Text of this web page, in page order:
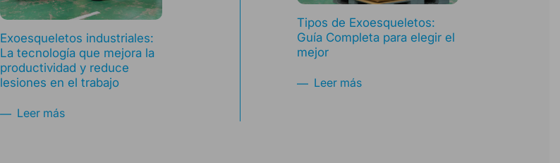
Exoesqueletos industriales:
La tecnología que mejora la
productividad y reduce
lesiones en el trabajo
Leer más
Tipos de Exoesqueletos:
Guía Completa para elegir el
mejor
Leer más